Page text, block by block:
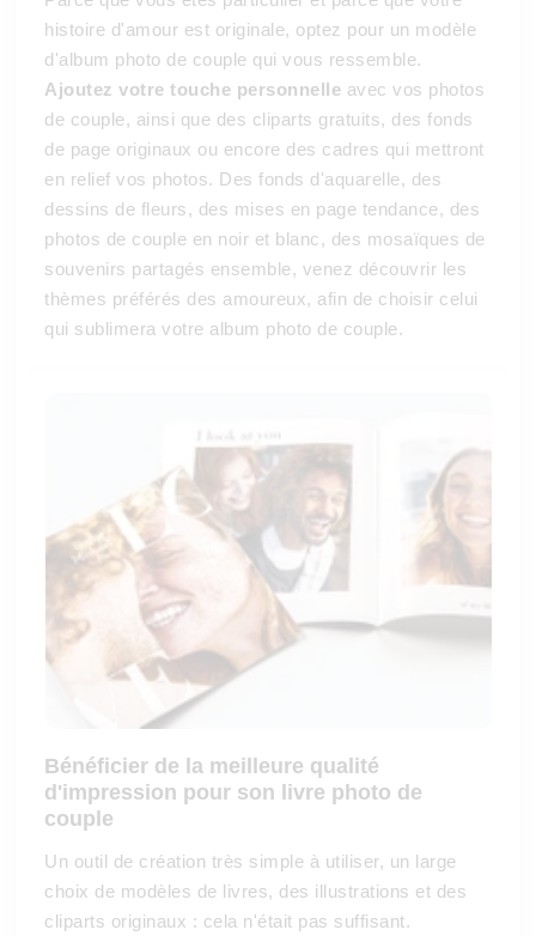
histoire d'amour est originale, optez pour un modèle
d'album photo de couple qui vous ressemble.
Ajoutez votre touche personnelle avec vos photos
de couple, ainsi que des cliparts gratuits, des fonds
de page originaux ou encore des cadres qui mettront
en relief vos photos. Des fonds d'aquarelle, des
dessins de fleurs, des mises en page tendance, des
photos de couple en noir et blanc, des mosaïques de
souvenirs partagés ensemble, venez découvrir les
thèmes préférés des amoureux, afin de choisir celui
qui sublimera votre album photo de couple.
Bénéficier de la meilleure qualité
d'impression pour son livre photo de
couple
Un outil de création très simple à utiliser, un large
choix de modèles de livres, des illustrations et des
cliparts originaux : cela n'était pas suffisant.